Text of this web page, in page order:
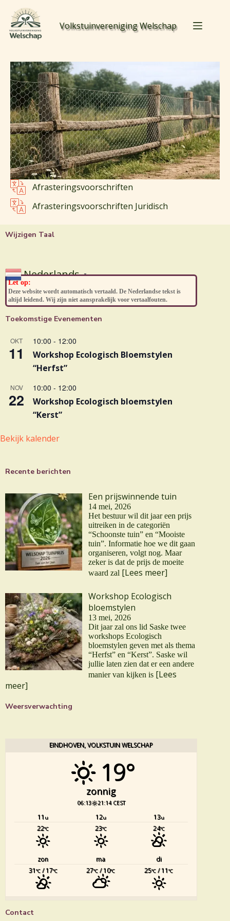
Volkstuinvereniging Welschap
Afrasteringsvoorschriften
Afrasteringsvoorschriften Juridisch
Wijzigen Taal
Nederlands ▼
Let op:
Deze website wordt automatisch vertaald. De Nederlandse tekst is
altijd leidend. Wij zijn niet aansprakelijk voor vertaalfouten.
Toekomstige Evenementen
OKT
11
10:00 - 12:00
Workshop Ecologisch Bloemstylen
“Herfst”
NOV
22
10:00 - 12:00
Workshop Ecologisch bloemstylen
“Kerst”
Bekijk kalender
Recente berichten
Een prijswinnende tuin
14 mei, 2026
Het bestuur wil dit jaar een prijs
uitreiken in de categoriën
“Schoonste tuin” en “Mooiste
tuin”. Informatie hoe we dit gaan
organiseren, volgt nog. Maar
zeker is dat de prijs de moeite
waard zal [Lees meer]
Workshop Ecologisch
bloemstylen
13 mei, 2026
Dit jaar zal ons lid Saske twee
workshops Ecologisch
bloemstylen geven met als thema
“Herfst” en “Kerst”. Saske wil
jullie laten zien dat er een andere
manier van kijken is [Lees
meer]
Weersverwachting
EINDHOVEN, VOLKSTUIN WELSCHAP
19°
zonnig
06:13 21:14 CEST
11 u 12u 13u
22°C 23°C 24°C
zon ma
di
31°C/ 17°C 27°C / 10°C 25°C / 11°C
Contact